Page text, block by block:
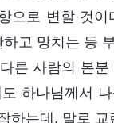
으로 변할 것
고 망치는 등
른 사람의 본
하나님께서
하는데, 말로